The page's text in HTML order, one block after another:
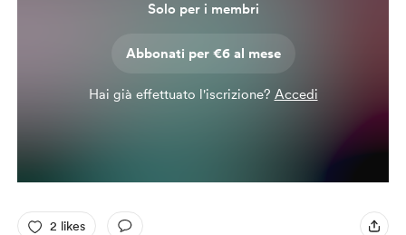
Solo per i membri
Abbonati per €6 al mese
Hai già effettuato l'iscrizione? Accedi
2 likes